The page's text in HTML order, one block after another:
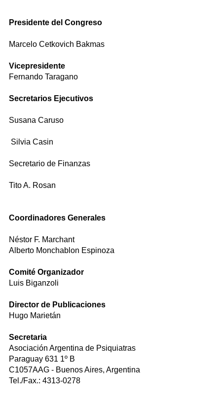
Presidente del Congreso
Marcelo Cetkovich Bakmas
Vicepresidente
Fernando Taragano
Secretarios Ejecutivos
Susana Caruso
Silvia Casin
Secretario de Finanzas
Tito A. Rosan
Coordinadores Generales
Néstor F. Marchant
Alberto Monchablon Espinoza
Comité Organizador
Luis Biganzoli
Director de Publicaciones
Hugo Marietán
Secretaria
Asociación Argentina de Psiquiatras
Paraguay 631 1º B
C1057AAG - Buenos Aires, Argentina
Tel./Fax.: 4313-0278